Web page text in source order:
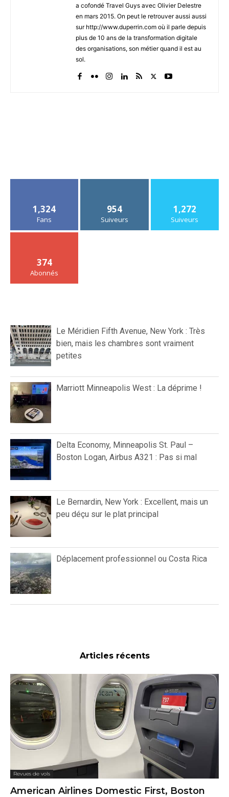
a cofondé Travel Guys avec Olivier Delestre
en mars 2015. On peut le retrouver aussi aussi
sur http://www.duperrin.com où il parle depuis
plus de 10 ans de la transformation digitale
des organisations, son métier quand il est au
sol.
1,324
Fans
954
Suiveurs
1,272
Suiveurs
374
Abonnés
Le Méridien Fifth Avenue, New York : Très
bien, mais les chambres sont vraiment
petites
Marriott Minneapolis West : La déprime !
Delta Economy, Minneapolis St. Paul –
Boston Logan, Airbus A321 : Pas si mal
Le Bernardin, New York : Excellent, mais un
peu déçu sur le plat principal
Déplacement professionnel ou Costa Rica
Articles récents
Revues de vols
American Airlines Domestic First, Boston